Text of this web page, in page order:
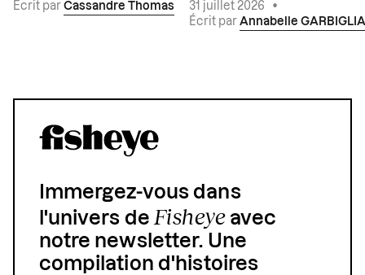
Écrit par Cassandre Thomas 31 juillet 2026
•
Écrit par Annabelle GARBIGLIA
Immergez-vous dans
l'univers de Fisheyeavec
notre newsletter. Une
compilation d'histoires